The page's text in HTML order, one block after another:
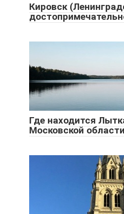
Кировск
Где находится
Московской